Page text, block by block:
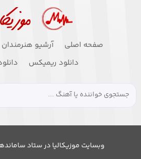
صفحه اصلی آرشیو هنرمندان
دانلود ریمیکس
وبسایت موزیکالیا در ستاد